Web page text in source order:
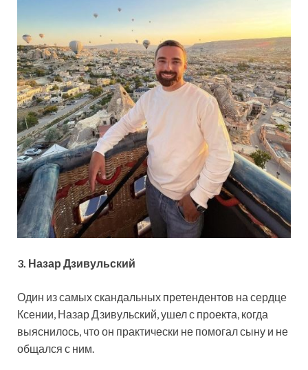
3. Назар Дзивульский
Один из самых скандальных претендентов на сердце
Ксении, Назар Дзивульский, ушел с проекта, когда
выяснилось, что он практически не помогал сыну и не
общался с ним.